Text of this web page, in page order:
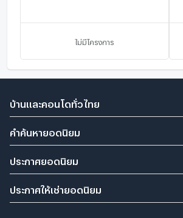
ไม่มีโครงการ
บ้านและคอนโดทั่วไทย
คำค้นหายอดนิยม
ประกาศยอดนิยม
ประกาศให้เช่ายอดนิยม